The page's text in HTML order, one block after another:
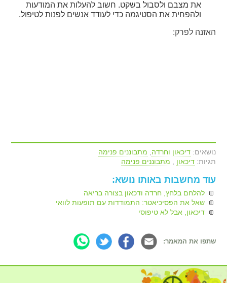
את מצבם ולסבול בשקט. חשוב להעלות את המודעות
ולהפחית את הסטיגמה כדי לעודד אנשים לפנות לטיפול.
האזנה לפרק:
נושאים:דיכאון וחרדה
מתבוננים פנימה
תגיות:דיכאון מתבוננים פנימה
עוד מחשבות באותו נושא:
להלחם בלחץ, חרדה ודכאון בצורה בריאה
שאל את הפסיכיאטר: התמודדות עם תופעות לוואי
דיכאון, אבל לא טיפוסי
שתפו את המאמר: